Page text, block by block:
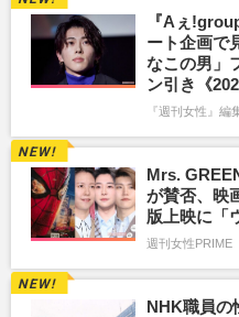
『Aぇ
ート企画で
なこの男」
ン引き《
『週刊女性』編
Mrs.
が賛否、映
版上映に「
週刊女性PRIME
NHK職員の